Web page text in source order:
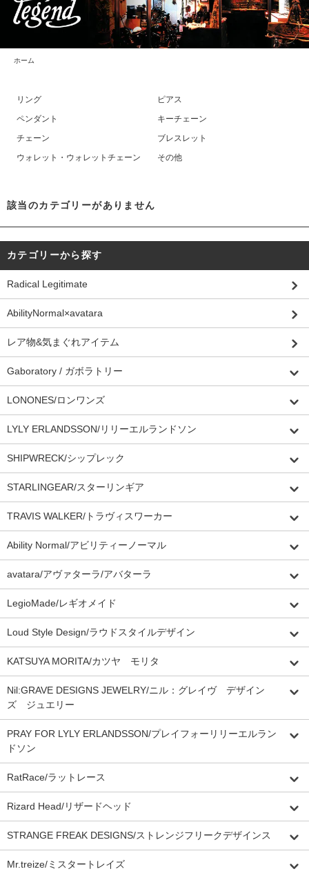
ホーム
リング
ピアス
ペンダント
キーチェーン
チェーン
ブレスレット
ウォレット・ウォレットチェーン
その他
該当のカテゴリーがありません
カテゴリーから探す
Radical Legitimate
AbilityNormal×avatara
レア物&気まぐれアイテム
Gaboratory / ガボラトリー
LONONES/ロンワンズ
LYLY ERLANDSSON/リリーエルランドソン
SHIPWRECK/シップレック
STARLINGEAR/スターリンギア
TRAVIS WALKER/トラヴィスワーカー
Ability Normal/アビリティーノーマル
avatara/アヴァターラ/アバターラ
LegioMade/レギオメイド
Loud Style Design/ラウドスタイルデザイン
KATSUYA MORITA/カツヤ モリタ
Nil:GRAVE DESIGNS JEWELRY/ニル：グレイヴ デザイン
ズ ジュエリー
PRAY FOR LYLY ERLANDSSON/プレイフォーリリーエルラン
ドソン
RatRace/ラットレース
Rizard Head/リザードヘッド
STRANGE FREAK DESIGNS/ストレンジフリークデザインス
Mr.treize/ミスタートレイズ